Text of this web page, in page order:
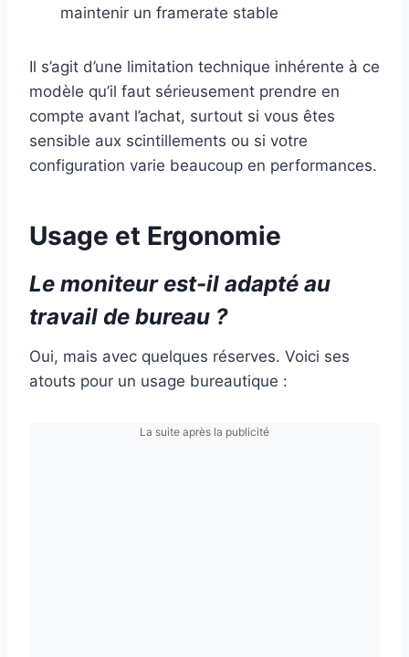
maintenir un framerate stable
Il s’agit d’une limitation technique inhérente à ce
modèle qu’il faut sérieusement prendre en
compte avant l’achat, surtout si vous êtes
sensible aux scintillements ou si votre
configuration varie beaucoup en performances.
Usage et Ergonomie
Le moniteur est-il adapté au
travail de bureau ?
Oui, mais avec quelques réserves. Voici ses
atouts pour un usage bureautique :
La suite après la publicité